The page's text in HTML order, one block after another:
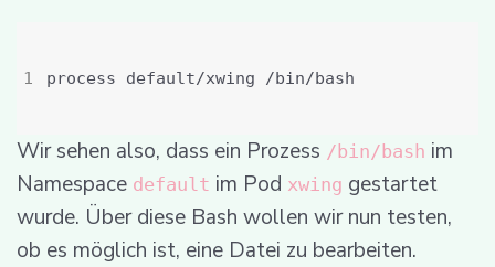
Wir sehen also, dass ein Prozess /bin/bash im
Namespace default im Pod xwing gestartet
wurde. Über diese Bash wollen wir nun testen,
ob es möglich ist, eine Datei zu bearbeiten.